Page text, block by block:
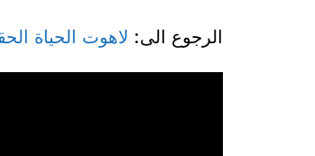
الرجوع الى: لاهوت الحياة